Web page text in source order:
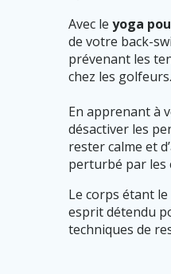
Avec le yoga
de votre back-
prévenant les
chez les golfeurs.
En apprenant à
désactiver les
rester calme et
perturbé par les
Le corps étant
esprit détendu
techniques de